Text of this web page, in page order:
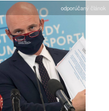
odporúčaný článok